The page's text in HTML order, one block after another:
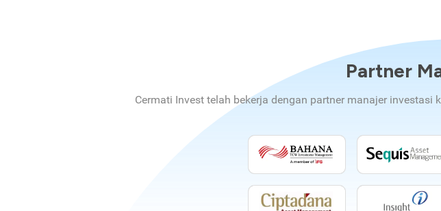
Partner
Cermati Invest telah bekerja dengan partner manajer